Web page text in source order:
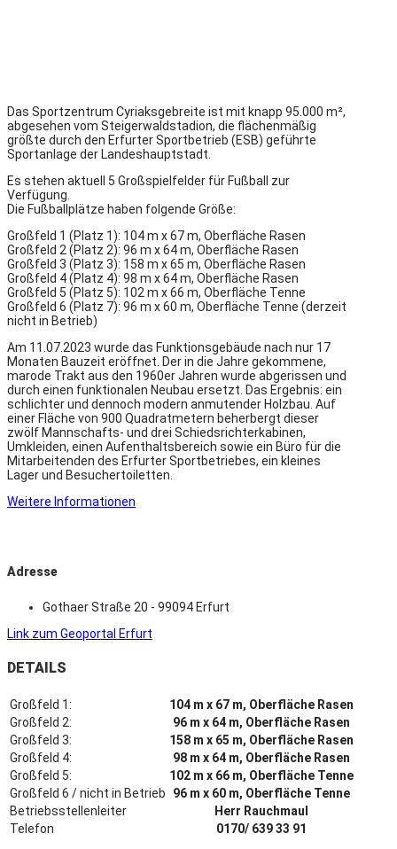
Das Sportzentrum Cyriaksgebreite ist mit knapp 95.000 m²,
abgesehen vom Steigerwaldstadion, die flächenmäßig
größte durch den Erfurter Sportbetrieb (ESB) geführte
Sportanlage der Landeshauptstadt.
Es stehen aktuell 5 Großspielfelder für Fußball zur
Verfügung.
Die Fußballplätze haben folgende Größe:
Großfeld 1 (Platz 1): 104 m x 67 m, Oberfläche Rasen
Großfeld 2 (Platz 2): 96 m x 64 m, Oberfläche Rasen
Großfeld 3 (Platz 3): 158 m x 65 m, Oberfläche Rasen
Großfeld 4 (Platz 4): 98 m x 64 m, Oberfläche Rasen
Großfeld 5 (Platz 5): 102 m x 66 m, Oberfläche Tenne
Großfeld 6 (Platz 7): 96 m x 60 m, Oberfläche Tenne (derzeit
nicht in Betrieb)
Am 11.07.2023 wurde das Funktionsgebäude nach nur 17
Monaten Bauzeit eröffnet. Der in die Jahre gekommene,
marode Trakt aus den 1960er Jahren wurde abgerissen und
durch einen funktionalen Neubau ersetzt. Das Ergebnis: ein
schlichter und dennoch modern anmutender Holzbau. Auf
einer Fläche von 900 Quadratmetern beherbergt dieser
zwölf Mannschafts- und drei Schiedsrichterkabinen,
Umkleiden, einen Aufenthaltsbereich sowie ein Büro für die
Mitarbeitenden des Erfurter Sportbetriebes, ein kleines
Lager und Besuchertoiletten.
Weitere Informationen
Adresse
Gothaer Straße 20 - 99094 Erfurt
Link zum Geoportal Erfurt
DETAILS
Großfeld 1:
104 m x 67 m, Oberfläche Rasen
Großfeld 2:
96 m x 64 m, Oberfläche Rasen
Großfeld 3:
158 m x 65 m, Oberfläche Rasen
Großfeld 4:
98 m x 64 m, Oberfläche Rasen
Großfeld 5:
102 m x 66 m, Oberfläche Tenne
Großfeld 6 / nicht in Betrieb
96 m x 60 m, Oberfläche Tenne
Betriebsstellenleiter
Herr Rauchmaul
Telefon
0170/ 639 33 91